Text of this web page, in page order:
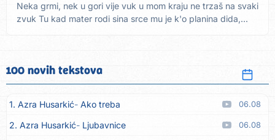
Neka grmi, nek u gori vije vuk u mom kraju ne trzaš na svaki
zvuk Tu kad mater rodi sina srce mu je k'o planina dida,...
100 novih tekstova
1. Azra Husarkić Ako treba 06.08
2. Azra Husarkić Ljubavnice 06.08